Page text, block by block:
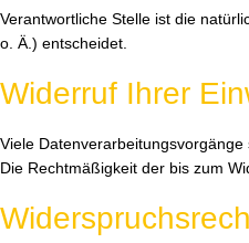
Verantwortliche Stelle ist die
o. Ä.) entscheidet.
Widerruf Ihrer
Viele
Die Rechtmäßigkeit der bis zum